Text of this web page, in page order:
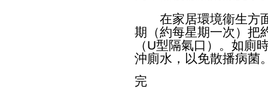
在家居環境衞生方面
期（約每星期一次）把
（U型隔氣口）。如廁
沖廁水，以免散播病菌
完